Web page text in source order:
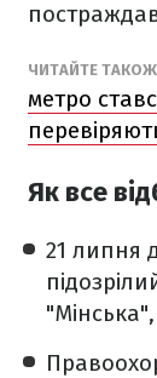
ЧИТАЙТЕ ТАКОЖ
метро
Як все
21 липня